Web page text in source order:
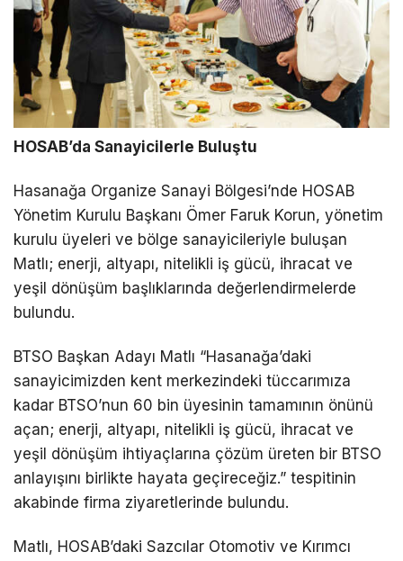
HOSAB’da Sanayicilerle Buluştu
Hasanağa Organize Sanayi Bölgesi’nde HOSAB
Yönetim Kurulu Başkanı Ömer Faruk Korun, yönetim
kurulu üyeleri ve bölge sanayicileriyle buluşan
Matlı; enerji, altyapı, nitelikli iş gücü, ihracat ve
yeşil dönüşüm başlıklarında değerlendirmelerde
bulundu.
BTSO Başkan Adayı Matlı “Hasanağa’daki
sanayicimizden kent merkezindeki tüccarımıza
kadar BTSO’nun 60 bin üyesinin tamamının önünü
açan; enerji, altyapı, nitelikli iş gücü, ihracat ve
yeşil dönüşüm ihtiyaçlarına çözüm üreten bir BTSO
anlayışını birlikte hayata geçireceğiz.” tespitinin
akabinde firma ziyaretlerinde bulundu.
Matlı, HOSAB’daki Sazcılar Otomotiv ve Kırımcı